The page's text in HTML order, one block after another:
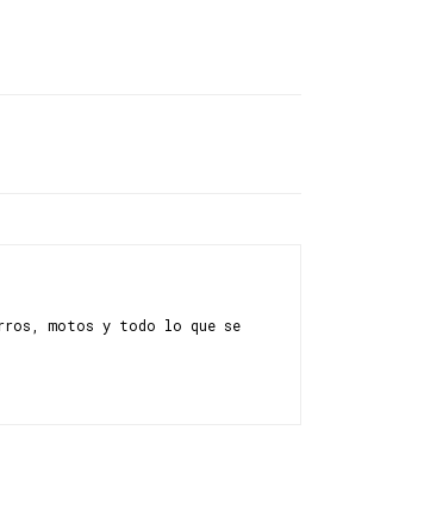
motos y todo lo que se